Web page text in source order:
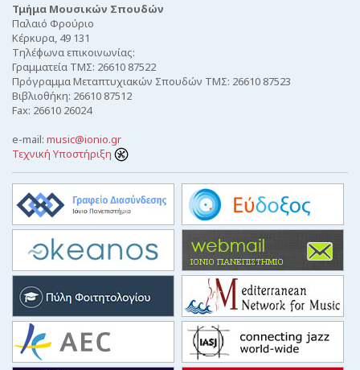
Τμήμα Μουσικών Σπουδών
Παλαιό Φρούριο
Κέρκυρα, 49 131
Τηλέφωνα επικοινωνίας:
Γραμματεία ΤΜΣ: 26610 87522
Πρόγραμμα Μεταπτυχιακών Σπουδών ΤΜΣ: 26610 87523
Βιβλιοθήκη: 26610 87512
Fax: 26610 26024
e-mail: music@ionio.gr
Τεχνική Υποστήριξη